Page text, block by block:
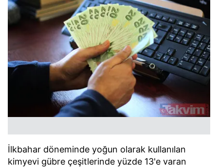
İlkbahar döneminde yoğun olarak kullanılan
kimyevi gübre çeşitlerinde yüzde 13'e varan